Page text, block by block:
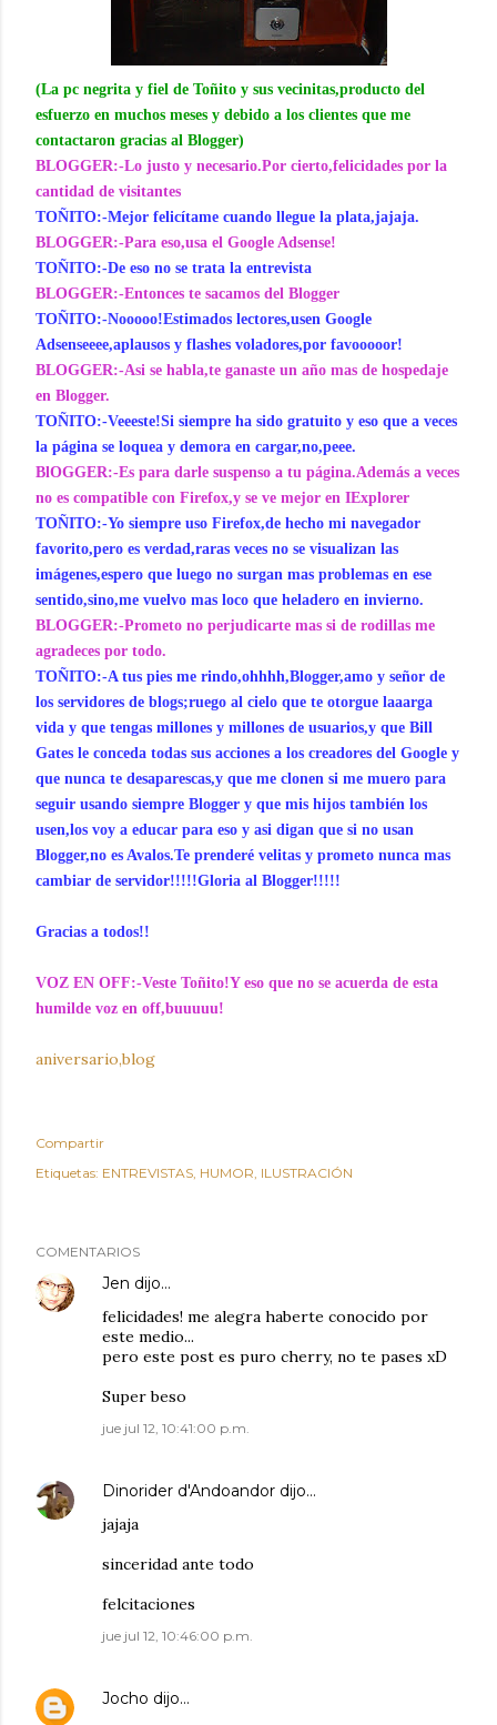
(La pc negrita y fiel de Toñito y sus vecinitas,producto del
esfuerzo en muchos meses y debido a los clientes que me
contactaron gracias al Blogger)
BLOGGER:-Lo justo y necesario.Por cierto,felicidades por la
cantidad de visitantes
TOÑITO:-Mejor felicítame cuando llegue la plata,jajaja.
BLOGGER:-Para eso,usa el Google Adsense!
TOÑITO:-De eso no se trata la entrevista
BLOGGER:-Entonces te sacamos del Blogger
TOÑITO:-Nooooo!Estimados lectores,usen Google
Adsenseeee,aplausos y flashes voladores,por favooooor!
BLOGGER:-Asi se habla,te ganaste un año mas de hospedaje
en Blogger.
TOÑITO:-Veeeste!Si siempre ha sido gratuito y eso que a veces
la página se loquea y demora en cargar,no,peee.
BlOGGER:-Es para darle suspenso a tu página.Además a veces
no es compatible con Firefox,y se ve mejor en IExplorer
TOÑITO:-Yo siempre uso Firefox,de hecho mi navegador
favorito,pero es verdad,raras veces no se visualizan las
imágenes,espero que luego no surgan mas problemas en ese
sentido,sino,me vuelvo mas loco que heladero en invierno.
BLOGGER:-Prometo no perjudicarte mas si de rodillas me
agradeces por todo.
TOÑITO:-A tus pies me rindo,ohhhh,Blogger,amo y señor de
los servidores de blogs;ruego al cielo que te otorgue laaarga
vida y que tengas millones y millones de usuarios,y que Bill
Gates le conceda todas sus acciones a los creadores del Google y
que nunca te desaparescas,y que me clonen si me muero para
seguir usando siempre Blogger y que mis hijos también los
usen,los voy a educar para eso y asi digan que si no usan
Blogger,no es Avalos.Te prenderé velitas y prometo nunca mas
cambiar de servidor!!!!!Gloria al Blogger!!!!!
Gracias a todos!!
VOZ EN OFF:-Veste Toñito!Y eso que no se acuerda de esta
humilde voz en off,buuuuu!
aniversario,blog
Compartir
Etiquetas: ENTREVISTAS HUMOR ILUSTRACIÓN
COMENTARIOS
Jen dijo…
felicidades! me alegra haberte conocido por
este medio...
pero este post es puro cherry, no te pases xD
Super beso
jue jul 12, 10:41:00 p.m.
Dinorider d'Andoandor dijo…
jajaja
sinceridad ante todo
felcitaciones
jue jul 12, 10:46:00 p.m.
Jocho dijo…